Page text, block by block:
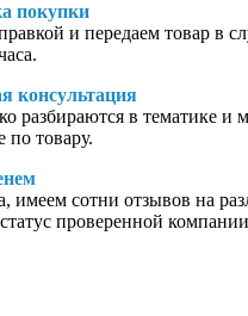
покупки
и передаем товар в
консультация
разбираются в тематике и
по товару.
имеем сотни отзывов на
проверенной